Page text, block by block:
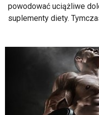
powodować uciążliwe
suplementy diety.